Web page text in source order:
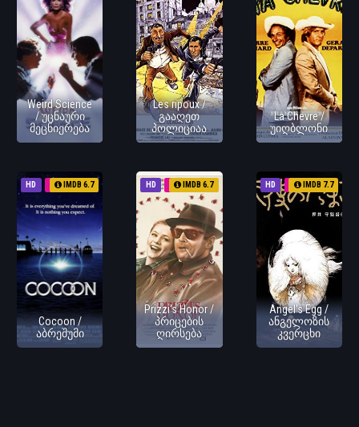
Weird Science
/ უცნაური
მეცნიერება
Les ripoux /
გააღეთ
პოლიციაა
La Chevre /
უიღბლონი
HD 1985IMDB 6.7
Cocoon /
აბრეშუმი
HD 1985IMDB 6.7
Prizzi's Honor /
პრიცების
ღირსება
HD 1985IMDB 7.7
Angel's Egg /
ანგელოზის
კვერცხი